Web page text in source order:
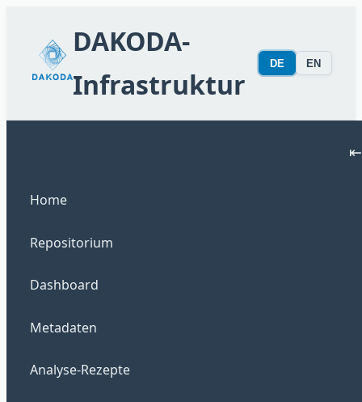
DAKODA-
Infrastruktur
DE EN
⇤
Home
Repositorium
Dashboard
Metadaten
Analyse-Rezepte